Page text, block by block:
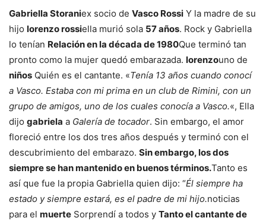
Gabriella Storaniex socio de Vasco Rossi Y la madre de su
hijo lorenzo rossiella murió sola 57 años. Rock y Gabriella
lo tenían Relación en la década de 1980Que terminó tan
pronto como la mujer quedó embarazada. lorenzouno de
niños Quién es el cantante. «Tenía 13 años cuando conocí
a Vasco. Estaba con mi prima en un club de Rimini, con un
grupo de amigos, uno de los cuales conocía a Vasco.«, Ella
dijo gabriela a Galería de tocador. Sin embargo, el amor
floreció entre los dos tres años después y terminó con el
descubrimiento del embarazo. Sin embargo, los dos
siempre se han mantenido en buenos términos.Tanto es
así que fue la propia Gabriella quien dijo: “Él siempre ha
estado y siempre estará, es el padre de mi hijo.noticias
para el muerte Sorprendí a todos y Tanto el cantante de